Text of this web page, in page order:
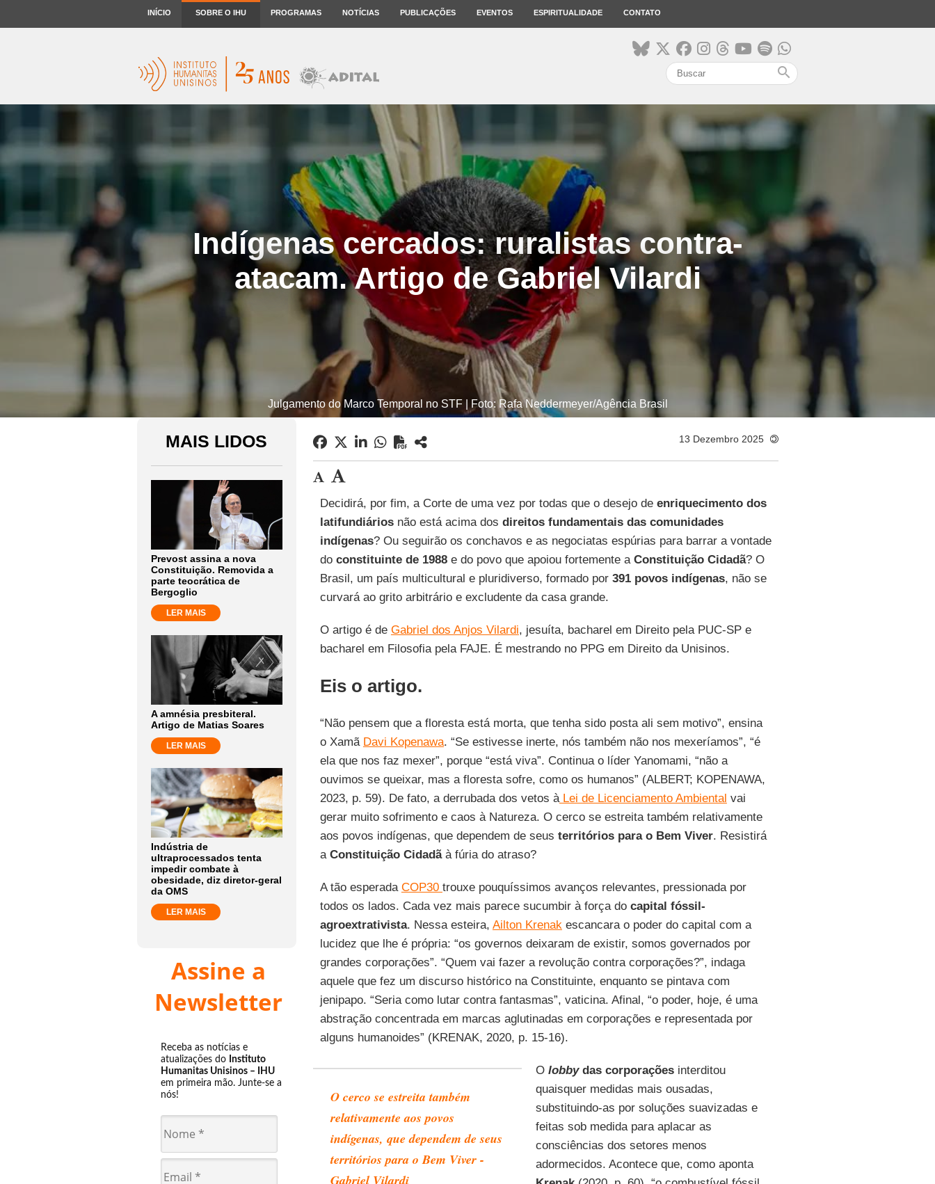
INÍCIO SOBRE O IHU PROGRAMAS NOTÍCIAS PUBLICAÇÕES EVENTOS ESPIRITUALIDADE CONTATO
search
Indígenas cercados: ruralistas contra-
atacam. Artigo de Gabriel Vilardi
Julgamento do Marco Temporal no STF | Foto: Rafa Neddermeyer/Agência Brasil
MAIS LIDOS
Prevost assina a nova
Constituição. Removida a
parte teocrática de
Bergoglio
LER MAIS
A amnésia presbiteral.
Artigo de Matias Soares
LER MAIS
Indústria de
ultraprocessados tenta
impedir combate à
obesidade, diz diretor-geral
da OMS
LER MAIS
Assine a
Newsletter
Receba as notícias e
atualizações do Instituto
Humanitas Unisinos – IHU
em primeira mão. Junte-se a
nós!
13 Dezembro 2025
Decidirá, por fim, a Corte de uma vez por todas que o desejo de enriquecimento dos
latifundiáriosnão está acima dos direitos fundamentais das comunidades
indígenas? Ou seguirão os conchavos e as negociatas espúrias para barrar a vontade
do constituinte de 1988e do povo que apoiou fortemente a Constituição Cidadã? O
Brasil, um país multicultural e pluridiverso, formado por 391 povos indígenas, não se
curvará ao grito arbitrário e excludente da casa grande.
O artigo é de Gabriel dos Anjos Vilardi, jesuíta, bacharel em Direito pela PUC-SP e
bacharel em Filosofia pela FAJE. É mestrando no PPG em Direito da Unisinos.
Eis o artigo.
“Não pensem que a floresta está morta, que tenha sido posta ali sem motivo”, ensina
o Xamã Davi Kopenawa. “Se estivesse inerte, nós também não nos mexeríamos”, “é
ela que nos faz mexer”, porque “está viva”. Continua o líder Yanomami, “não a
ouvimos se queixar, mas a floresta sofre, como os humanos” (ALBERT; KOPENAWA,
2023, p. 59). De fato, a derrubada dos vetos àLei de Licenciamento Ambiental vai
gerar muito sofrimento e caos à Natureza. O cerco se estreita também relativamente
aos povos indígenas, que dependem de seus territórios para o Bem Viver. Resistirá
a Constituição Cidadãà fúria do atraso?
A tão esperada COP30 trouxe pouquíssimos avanços relevantes, pressionada por
todos os lados. Cada vez mais parece sucumbir à força do capital fóssil-
agroextrativista. Nessa esteira, Ailton Krenakescancara o poder do capital com a
lucidez que lhe é própria: “os governos deixaram de existir, somos governados por
grandes corporações”. “Quem vai fazer a revolução contra corporações?”, indaga
aquele que fez um discurso histórico na Constituinte, enquanto se pintava com
jenipapo. “Seria como lutar contra fantasmas”, vaticina. Afinal, “o poder, hoje, é uma
abstração concentrada em marcas aglutinadas em corporações e representada por
alguns humanoides” (KRENAK, 2020, p. 15-16).
O cerco se estreita também
relativamente aos povos
indígenas, que dependem de seus
territórios para o Bem Viver -
Gabriel Vilardi
O lobbydas corporaçõesinterditou
quaisquer medidas mais ousadas,
substituindo-as por soluções suavizadas e
feitas sob medida para aplacar as
consciências dos setores menos
adormecidos. Acontece que, como aponta